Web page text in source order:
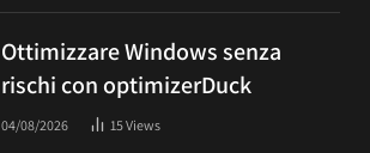
Ottimizzare Windows senza
rischi con optimizerDuck
04/08/2026 15Views